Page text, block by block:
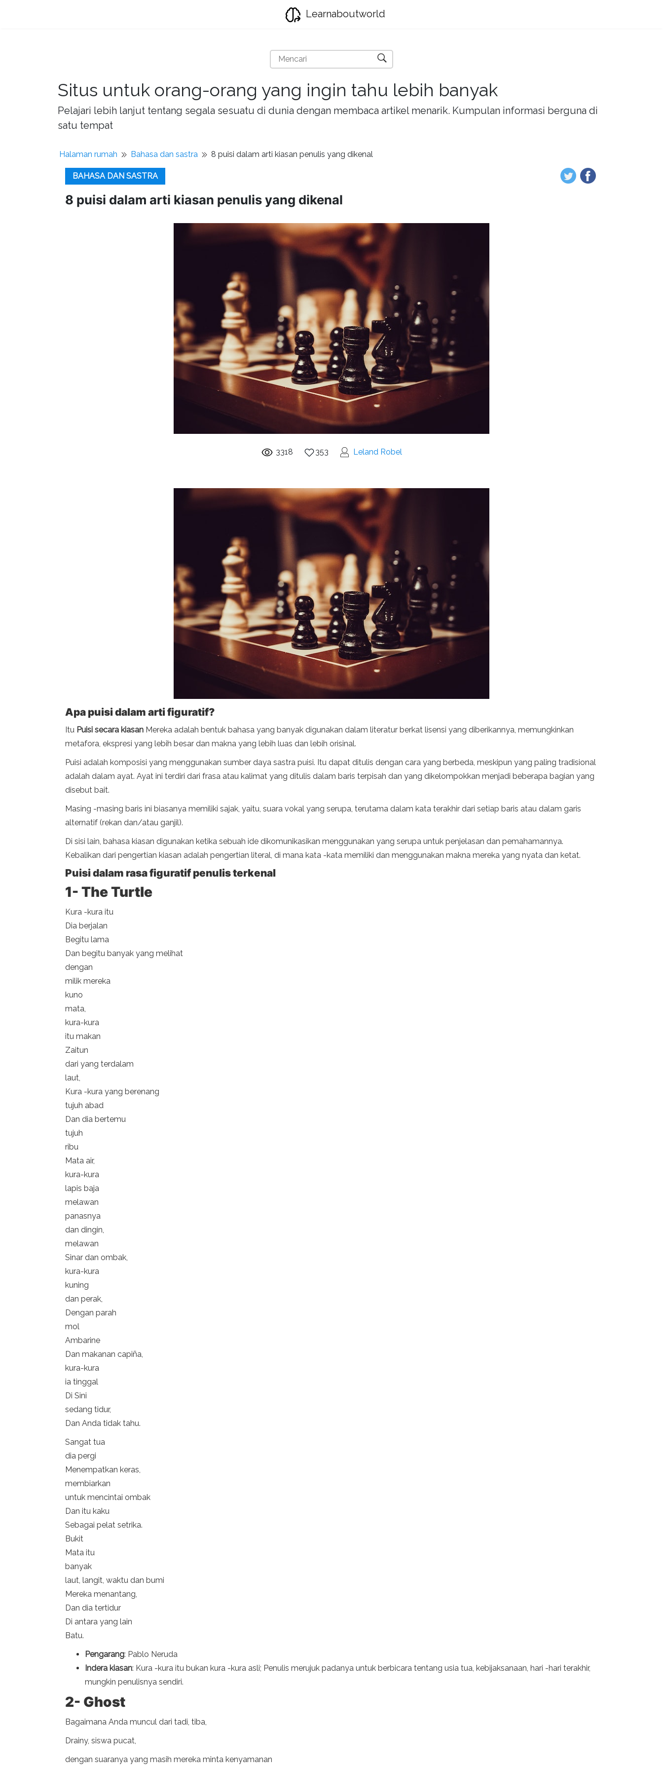
Learnaboutworld
Situs untuk orang-orang yang ingin tahu lebih banyak
Pelajari lebih lanjut tentang segala sesuatu di dunia dengan membaca artikel menarik. Kumpulan informasi berguna di
satu tempat
Halaman rumah Bahasa dan sastra 8 puisi dalam arti kiasan penulis yang dikenal
BAHASA DAN SASTRA
8 puisi dalam arti kiasan penulis yang dikenal
3318 353 Leland Robel
Apa puisi dalam arti figuratif?
Itu Puisi secara kiasan Mereka adalah bentuk bahasa yang banyak digunakan dalam literatur berkat lisensi yang diberikannya, memungkinkan
metafora, ekspresi yang lebih besar dan makna yang lebih luas dan lebih orisinal.
Puisi adalah komposisi yang menggunakan sumber daya sastra puisi. Itu dapat ditulis dengan cara yang berbeda, meskipun yang paling tradisional
adalah dalam ayat. Ayat ini terdiri dari frasa atau kalimat yang ditulis dalam baris terpisah dan yang dikelompokkan menjadi beberapa bagian yang
disebut bait.
Masing -masing baris ini biasanya memiliki sajak, yaitu, suara vokal yang serupa, terutama dalam kata terakhir dari setiap baris atau dalam garis
alternatif (rekan dan/atau ganjil).
Di sisi lain, bahasa kiasan digunakan ketika sebuah ide dikomunikasikan menggunakan yang serupa untuk penjelasan dan pemahamannya.
Kebalikan dari pengertian kiasan adalah pengertian literal, di mana kata -kata memiliki dan menggunakan makna mereka yang nyata dan ketat.
Puisi dalam rasa figuratif penulis terkenal
1- The Turtle
Kura -kura itu
Dia berjalan
Begitu lama
Dan begitu banyak yang melihat
dengan
milik mereka
kuno
mata,
kura-kura
itu makan
Zaitun
dari yang terdalam
laut,
Kura -kura yang berenang
tujuh abad
Dan dia bertemu
tujuh
ribu
Mata air,
kura-kura
lapis baja
melawan
panasnya
dan dingin,
melawan
Sinar dan ombak,
kura-kura
kuning
dan perak,
Dengan parah
mol
Ambarine
Dan makanan capiña,
kura-kura
ia tinggal
Di Sini
sedang tidur,
Dan Anda tidak tahu.
Sangat tua
dia pergi
Menempatkan keras,
membiarkan
untuk mencintai ombak
Dan itu kaku
Sebagai pelat setrika.
Bukit
Mata itu
banyak
laut, langit, waktu dan bumi
Mereka menantang,
Dan dia tertidur
Di antara yang lain
Batu.
Pengarang: Pablo Neruda
Indera kiasan: Kura -kura itu bukan kura -kura asli; Penulis merujuk padanya untuk berbicara tentang usia tua, kebijaksanaan, hari -hari terakhir,
mungkin penulisnya sendiri.
2- Ghost
Bagaimana Anda muncul dari tadi, tiba,
Drainy, siswa pucat,
dengan suaranya yang masih mereka minta kenyamanan